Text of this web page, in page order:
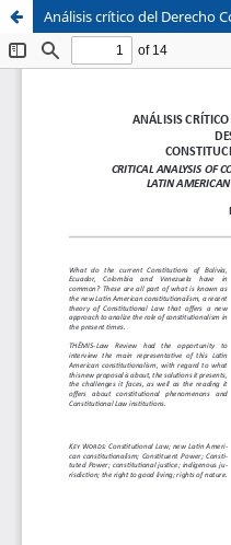
Sistema de
Bibliotecas
Facultad de
Derecho